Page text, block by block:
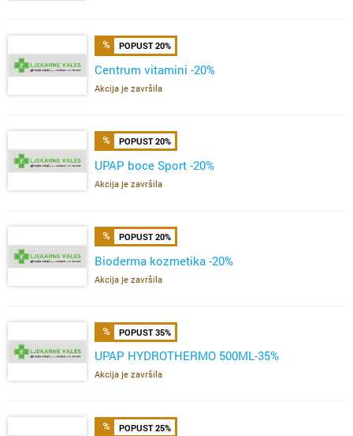
POPUST 20%
Centrum vitamini -20%
Akcija je završila
POPUST 20%
UPAP boce Sport -20%
Akcija je završila
POPUST 20%
Bioderma kozmetika -20%
Akcija je završila
POPUST 35%
UPAP HYDROTHERMO 500ML-35%
Akcija je završila
POPUST 25%